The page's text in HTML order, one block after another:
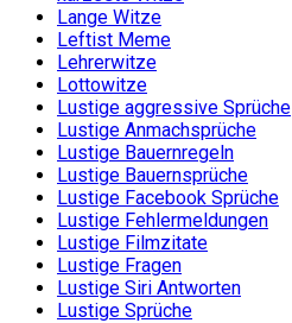
Lange Witze
Leftist Meme
Lehrerwitze
Lottowitze
Lustige aggressive Sprüche
Lustige Anmachsprüche
Lustige Bauernregeln
Lustige Bauernsprüche
Lustige Facebook Sprüche
Lustige Fehlermeldungen
Lustige Filmzitate
Lustige Fragen
Lustige Siri Antworten
Lustige Sprüche